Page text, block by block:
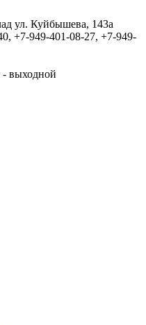
ул. Куйбышева, 143а
+7-949-401-08-27, +7-949-
- выходной